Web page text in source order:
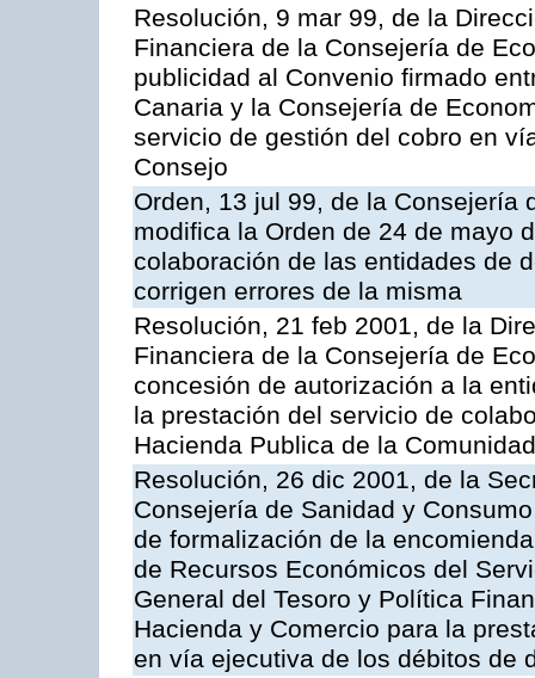
Resolución, 9 mar 99, de la
Financiera de la Consejería de
publicidad al Convenio firmado
Canaria y la Consejería de
servicio de gestión del cobro en
Consejo
Orden, 13 jul 99, de la Consejería
modifica la Orden de 24 de mayo
colaboración de las entidades de
corrigen errores de la misma
Resolución, 21 feb 2001, de la
Financiera de la Consejería de
concesión de autorización a la
la prestación del servicio de
Hacienda Publica de la
Resolución, 26 dic 2001, de la
Consejería de Sanidad y
de formalización de la
de Recursos Económicos del
General del Tesoro y Política
Hacienda y Comercio para la
en vía ejecutiva de los débitos de